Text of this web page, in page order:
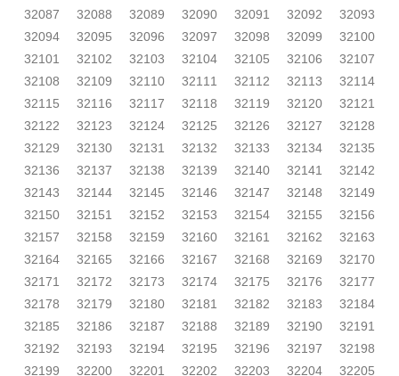
32087
32088 32089 32090 32091 32092
32093
32094
32095 32096 32097 32098 32099
32100
32101
32102 32103 32104 32105 32106
32107
32108
32109 32110 32111 32112 32113
32114
32115
32116 32117 32118 32119 32120
32121
32122
32123 32124 32125 32126 32127
32128
32129
32130 32131 32132 32133 32134
32135
32136
32137 32138 32139 32140 32141
32142
32143
32144 32145 32146 32147 32148
32149
32150
32151 32152 32153 32154 32155
32156
32157
32158 32159 32160 32161 32162
32163
32164
32165 32166 32167 32168 32169
32170
32171
32172 32173 32174 32175 32176
32177
32178
32179 32180 32181 32182 32183
32184
32185
32186 32187 32188 32189 32190
32191
32192
32193 32194 32195 32196 32197
32198
32199
32200 32201 32202 32203 32204
32205